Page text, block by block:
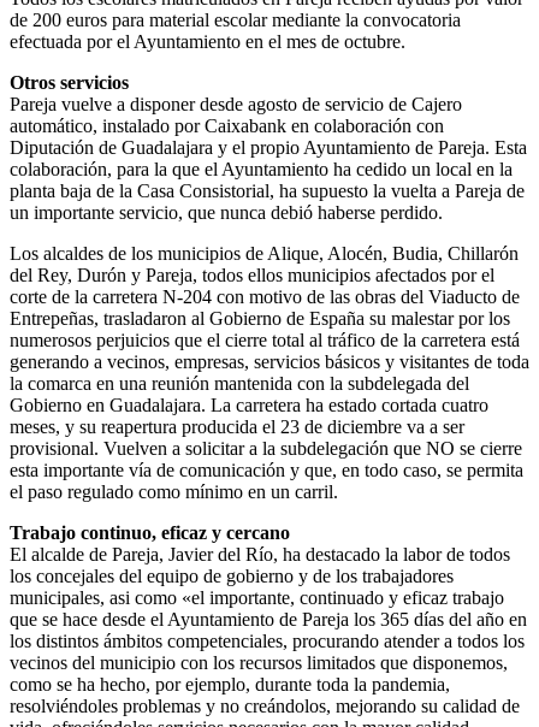
de 200 euros para material escolar mediante la convocatoria
efectuada por el Ayuntamiento en el mes de octubre.
Otros servicios
Pareja vuelve a disponer desde agosto de servicio de Cajero
automático, instalado por Caixabank en colaboración con
Diputación de Guadalajara y el propio Ayuntamiento de Pareja. Esta
colaboración, para la que el Ayuntamiento ha cedido un local en la
planta baja de la Casa Consistorial, ha supuesto la vuelta a Pareja de
un importante servicio, que nunca debió haberse perdido.
Los alcaldes de los municipios de Alique, Alocén, Budia, Chillarón
del Rey, Durón y Pareja, todos ellos municipios afectados por el
corte de la carretera N-204 con motivo de las obras del Viaducto de
Entrepeñas, trasladaron al Gobierno de España su malestar por los
numerosos perjuicios que el cierre total al tráfico de la carretera está
generando a vecinos, empresas, servicios básicos y visitantes de toda
la comarca en una reunión mantenida con la subdelegada del
Gobierno en Guadalajara. La carretera ha estado cortada cuatro
meses, y su reapertura producida el 23 de diciembre va a ser
provisional. Vuelven a solicitar a la subdelegación que NO se cierre
esta importante vía de comunicación y que, en todo caso, se permita
el paso regulado como mínimo en un carril.
Trabajo continuo, eficaz y cercano
El alcalde de Pareja, Javier del Río, ha destacado la labor de todos
los concejales del equipo de gobierno y de los trabajadores
municipales, asi como «el importante, continuado y eficaz trabajo
que se hace desde el Ayuntamiento de Pareja los 365 días del año en
los distintos ámbitos competenciales, procurando atender a todos los
vecinos del municipio con los recursos limitados que disponemos,
como se ha hecho, por ejemplo, durante toda la pandemia,
resolviéndoles problemas y no creándolos, mejorando su calidad de